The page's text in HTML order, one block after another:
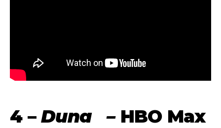
4 –Duna– HBO Max